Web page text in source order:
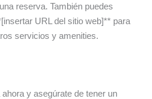
reserva. También puedes
URL del sitio web]** para
servicios y amenities.
y asegúrate de tener un